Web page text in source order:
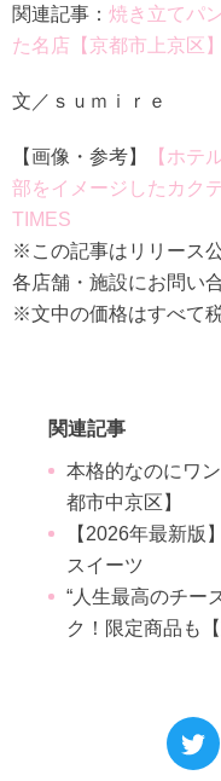
関連記事： 焼き立てパ
た名店【京都市上京区】
文／ｓｕｍｉｒｅ
【画像・参考】
【ホテ
部をイメージしたカク
TIMES
※この記事はリリース
各店舗・施設にお問い
※文中の価格はすべて税
関連記事
本格的なのにワ
都市中京区】
【2026年最新版
スイーツ
“人生最高のチー
ク！限定商品も